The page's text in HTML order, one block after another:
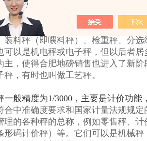
子秤一般称量比较大或者精度比较
业电子秤
是为工业生产过程中某些
（包括汽车衡、轨道衡、轮重秤、
装料秤（即喂料秤）、检重秤、分
可以是机电秤或电子秤，但以后者
主，使得合肥地磅销售也进入了新
秤，有时也叫做工艺秤。
一般精度为1/3000，主要是计价功能
合中准确度要求和国家计量法规规
理的各种秤的总称，例如零售秤、
形码计价秤）等。它们可以是机械